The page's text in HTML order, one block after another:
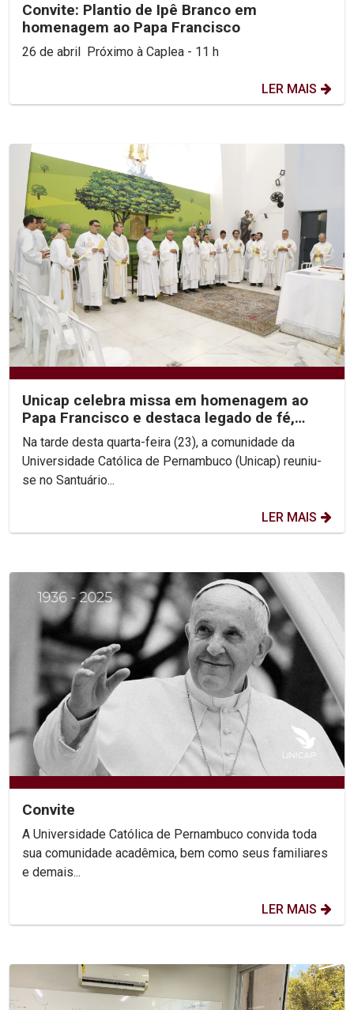
Convite: Plantio de Ipê Branco em
homenagem ao Papa Francisco
26 de abril Próximo à Caplea - 11 h
LER MAIS
Unicap celebra missa em homenagem ao
Papa Francisco e destaca legado de fé,
simplicidade e...
Na tarde desta quarta-feira (23), a comunidade da
Universidade Católica de Pernambuco (Unicap) reuniu-
se no Santuário...
LER MAIS
Convite
A Universidade Católica de Pernambuco convida toda
sua comunidade acadêmica, bem como seus familiares
e demais...
LER MAIS